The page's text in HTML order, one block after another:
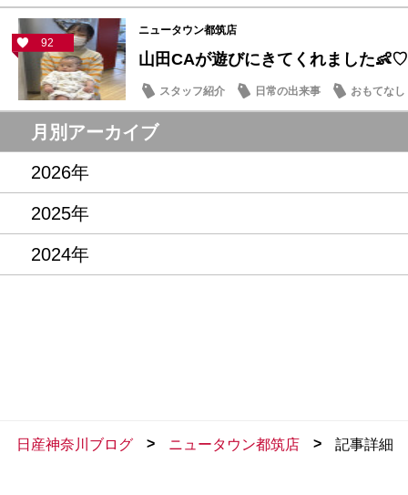
92
ニュータウン都筑店
山田CAが遊びにきてくれました👶♡
スタッフ紹介 日常の出来事 おもてなし
月別アーカイブ
2026年
2025年
2024年
日産神奈川ブログ > ニュータウン都筑店 > 記事詳細